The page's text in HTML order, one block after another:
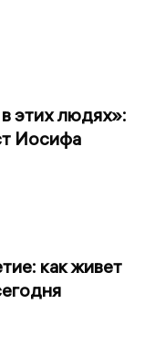
этих людях»:
Иосифа
как живет